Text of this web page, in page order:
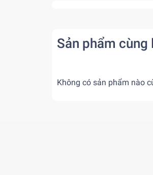
Sản phẩm cùng
Không có sản phẩm nào